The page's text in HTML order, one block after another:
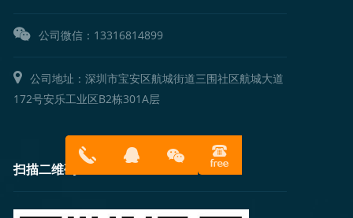
公司微信：13316814899
公司地址：深圳市宝安区航城街道三围社区航城大道
172号安乐工业区B2栋301A层
扫描二维码